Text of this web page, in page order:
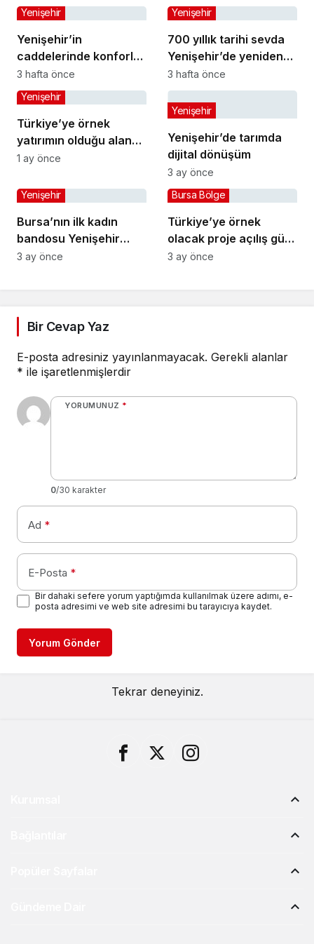
Yenişehir’in
caddelerinde konforlu
yolculuk
Yenişehir
3 hafta önce
700 yıllık tarihi sevda
Yenişehir’de yeniden
hayat buldu
Yenişehir
3 hafta önce
Türkiye’ye örnek
yatırımın olduğu alana
jandarma karakolu
Yenişehir
1 ay önce
Yenişehir’de tarımda
dijital dönüşüm
Yenişehir
3 ay önce
Bursa’nın ilk kadın
bandosu Yenişehir
sokaklarında
Yenişehir
3 ay önce
Türkiye’ye örnek
olacak proje açılış gün
sayıyor
Bursa Bölge
3 ay önce
Bir Cevap Yaz
E-posta adresiniz yayınlanmayacak. Gerekli alanlar
* ile işaretlenmişlerdir
YORUMUNUZ *
0/30 karakter
Ad *
E-Posta *
Bir dahaki sefere yorum yaptığımda kullanılmak üzere adımı, e-
posta adresimi ve web site adresimi bu tarayıcıya kaydet.
Yorum Gönder
Tekrar deneyiniz.